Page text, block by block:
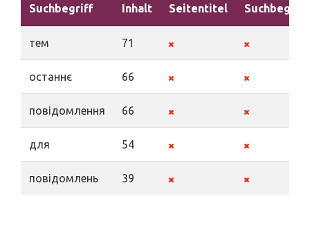
Suchbegriff Inhalt Seitentitel
тем 71
останнє 66
повідомлення 66
для 54
повідомлень 39